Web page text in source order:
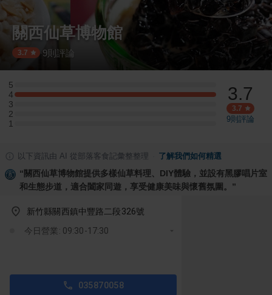
關西仙草博物館
3.7 · 9則評論
5
5 星：0 則評論
4
4 星：3 則評論
3
3 星：0 則評論
2
2 星：0 則評論
1
1 星：0 則評論
3.7
3.7
9則評論
以下資訊由 AI 從部落客食記彙整整理 了解我們如何精選
“關西仙草博物館提供多樣仙草料理、DIY體驗，並設有黑膠唱片室
和生態步道，適合闔家同遊，享受健康美味與懷舊氛圍。 ”
新竹縣關西鎮中豐路二段326號
今日營業: 09:30-17:30
035870058